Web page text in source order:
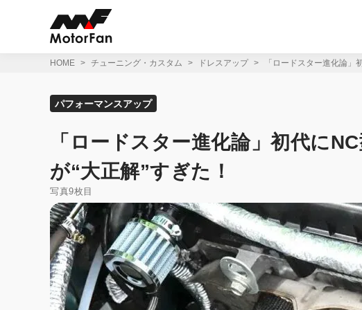
HOME チューニング・カスタム ドレスアップ 「ロードスター進化論」
パフォーマンスアップ
「ロードスター進化論」初代に
が“大正解”すぎた！
写真9枚目